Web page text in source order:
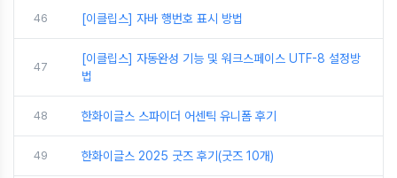
46 [이클립스] 자바 행번호 표시 방법
47
[이클립스] 자동완성 기능 및 워크스페이스 UTF-8 설정방
법
48 한화이글스 스파이더 어센틱 유니폼 후기
49 한화이글스 2025 굿즈 후기(굿즈 10개)